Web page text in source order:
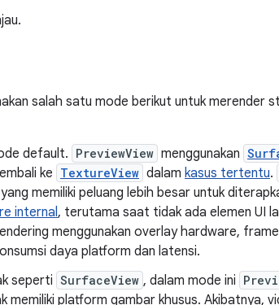
salah satu mode berikut untuk merender
default. PreviewView menggunakan
ke TextureView dalam kasus tertentu.
memiliki peluang lebih besar untuk
internal, terutama saat tidak ada elemen UI
menggunakan overlay hardware,
daya platform dan latensi.
seperti SurfaceView , dalam mode ini
memiliki platform gambar khusus. Akibatnya,